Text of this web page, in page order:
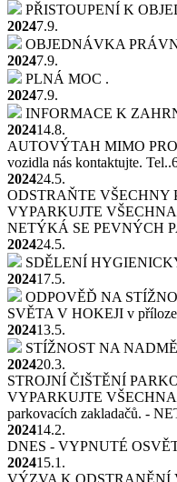
PŘISTOUPENÍ K
20247.9.
OBJEDNÁVKA
20247.9.
PLNÁ MOC .
20247.9.
INFORMACE K
202414.8.
AUTOVÝTAH MIMO
vozidla nás kontaktujte.
202424.5.
ODSTRAŇTE VŠECHNY
VYPARKUJTE VŠECHNA
NETÝKÁ SE PEVNÝCH
202424.5.
SDĚLENÍ
202417.5.
ODPOVĚĎ NA
SVĚTA V HOKEJI v
202413.5.
STÍŽNOST NA
202420.3.
STROJNÍ ČIŠTĚNÍ
VYPARKUJTE VŠECHNA
parkovacích zakladačů. -
202414.2.
DNES - VYPNUTÉ
202415.1.
VÝZVA K ODSTRANĚNÍ